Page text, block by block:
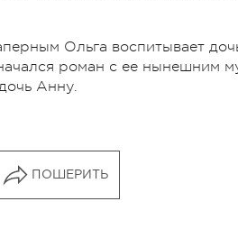
Ольга воспитывает
роман с ее нынешним
Анну.
ПОШЕРИТЬ